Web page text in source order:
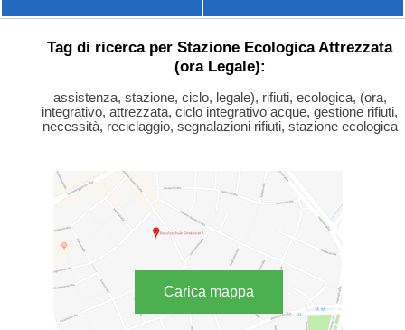
Tag di ricerca per Stazione Ecologica Attrezzata
(ora Legale):
assistenza, stazione, ciclo, legale), rifiuti, ecologica, (ora,
integrativo, attrezzata, ciclo integrativo acque, gestione rifiuti,
necessità, reciclaggio, segnalazioni rifiuti, stazione ecologica
Carica mappa